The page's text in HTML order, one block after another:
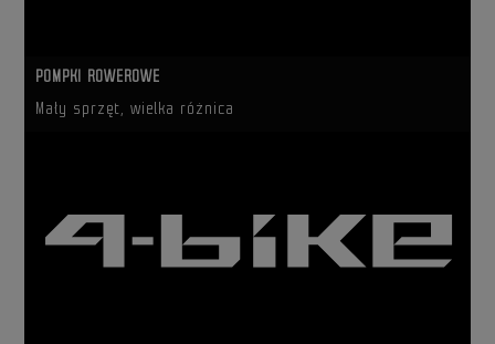
POMPKI ROWEROWE
Mały sprzęt, wielka różnica